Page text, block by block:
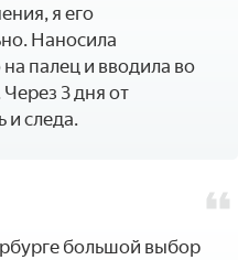
я его
Наносила
палец и вводила во
3 дня от
и следа.
большой выбор